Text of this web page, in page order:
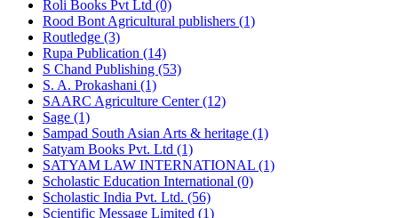
Roli Books Pvt Ltd (0)
Rood Bont Agricultural publishers (1)
Routledge (3)
Rupa Publication (14)
S Chand Publishing (53)
S. A. Prokashani (1)
SAARC Agriculture Center (12)
Sage (1)
Sampad South Asian Arts & heritage (1)
Satyam Books Pvt. Ltd (1)
SATYAM LAW INTERNATIONAL (1)
Scholastic Education International (0)
Scholastic India Pvt. Ltd. (56)
Scientific Message Limited (1)